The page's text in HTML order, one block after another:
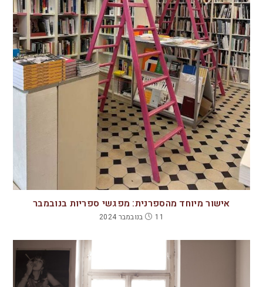
אישור מיוחד מהספרנית: מפגשי ספריות בנובמבר
11 בנובמבר 2024